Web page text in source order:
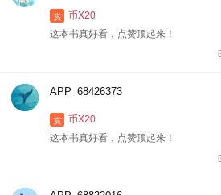
赏
币X20
这本书真好看，点赞顶起来！
APP_68426373
赏
币X20
这本书真好看，点赞顶起来！